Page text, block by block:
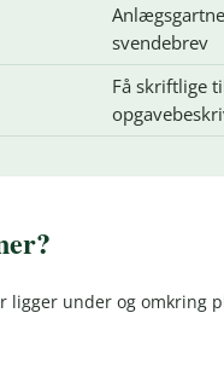
svendebrev
Få skriftlige
under og omkring